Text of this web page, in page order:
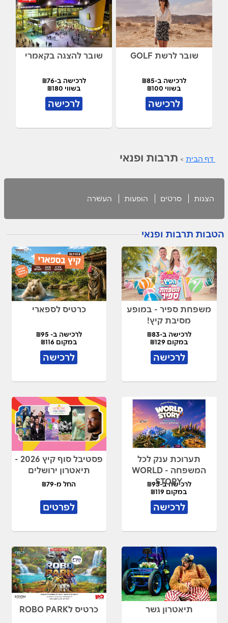
שובר לרשת GOLF
לרכישה ב-₪85
בשווי ₪100
לרכישה
שובר להצגה בקאמרי
לרכישה ב-₪76
בשווי ₪180
לרכישה
דף הבית > תרבות ופנאי
הצגות סרטים הופעות העשרה
הטבות תרבות ופנאי
משפחת ספיר - במופע
מסיבת קיץ!
לרכישה ב-₪83
במקום ₪129
לרכישה
כרטיס לספארי
לרכישה ב- ₪95
במקום ₪116
לרכישה
תערוכת ענק לכל
המשפחה - WORLD
STORY
לרכישה ב-₪93
במקום ₪119
לרכישה
פסטיבל סוף קיץ 2026 -
תיאטרון ירושלים
החל מ-₪79
לפרטים
תיאטרון גשר כרטיס לROBO PARK